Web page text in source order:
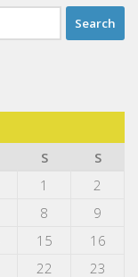
S
S
1
2
8
9
15
16
22
23